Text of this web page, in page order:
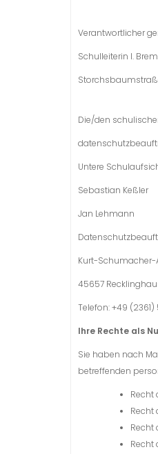
Verantwortlicher
Schulleiterin I.
Die/den
Untere
Sebastian Keßler
Jan Lehmann
Kurt-Schumacher-
45657
Telefon: +49
Ihre Rechte als
Sie haben nach
betreffenden
Recht
Recht
Recht
Recht